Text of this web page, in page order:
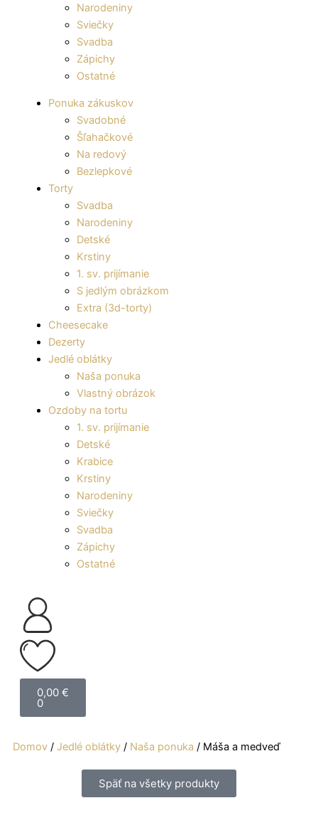
Narodeniny
Sviečky
Svadba
Zápichy
Ostatné
Ponuka zákuskov
Svadobné
Šľahačkové
Na redový
Bezlepkové
Torty
Svadba
Narodeniny
Detské
Krstiny
1. sv. prijímanie
S jedlým obrázkom
Extra (3d-torty)
Cheesecake
Dezerty
Jedlé oblátky
Naša ponuka
Vlastný obrázok
Ozdoby na tortu
1. sv. prijímanie
Detské
Krabice
Krstiny
Narodeniny
Sviečky
Svadba
Zápichy
Ostatné
0,00 €
0
Cart
Domov / Jedlé oblátky / Naša ponuka / Máša a medveď
Späť na všetky produkty